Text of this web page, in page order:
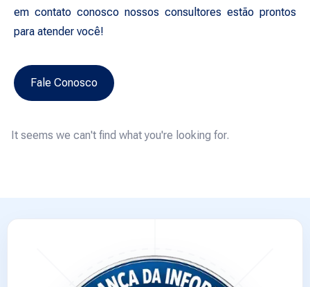
em contato conosco nossos consultores estão prontos
para atender você!
Fale Conosco
It seems we can't find what you're looking for.